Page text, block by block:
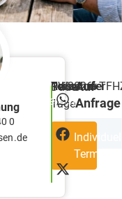
0
Reisecode
Dauer
1
Tage
Teilnehmer
PreisAuf
Anfrage
Merken